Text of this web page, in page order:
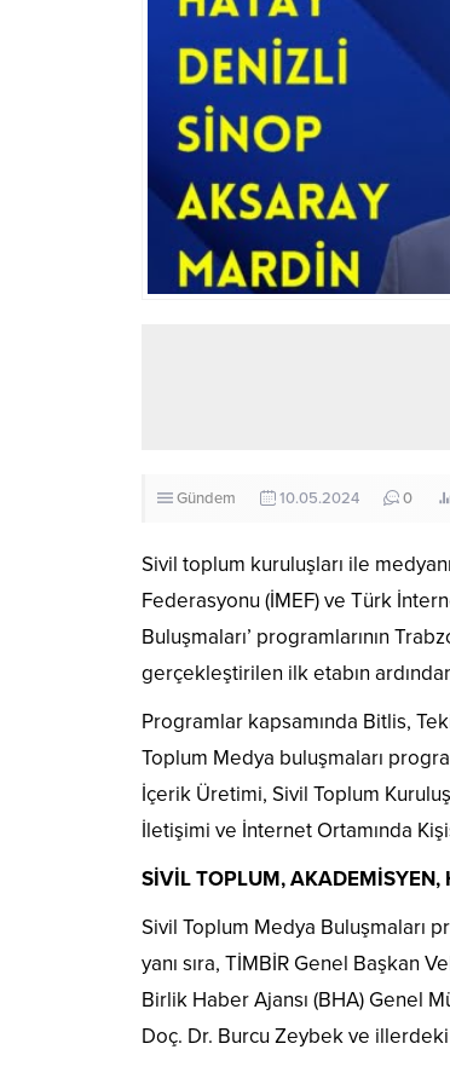
Gündem 10.05.2024 0
Sivil toplum kuruluşları ile
Federasyonu (İMEF) ve Türk
Buluşmaları’ programlarının
gerçekleştirilen ilk etabın
Programlar kapsamında Bitlis,
Toplum Medya buluşmaları
İçerik Üretimi, Sivil Toplum
İletişimi ve İnternet Ortamında
SİVİL TOPLUM, AKADEMİSYEN,
Sivil Toplum Medya Buluşmaları
yanı sıra, TİMBİR Genel Başkan
Birlik Haber Ajansı (BHA) Genel
Doç. Dr. Burcu Zeybek ve